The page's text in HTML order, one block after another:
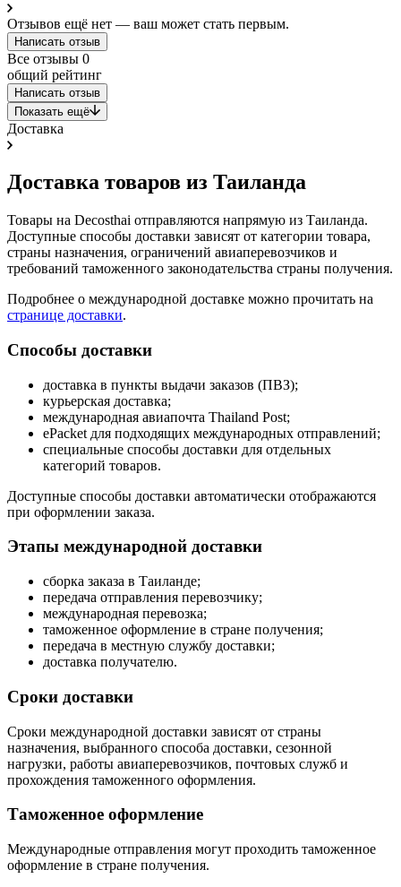
Отзывов ещё нет — ваш может стать первым.
Написать отзыв
Все отзывы 0
общий рейтинг
Написать отзыв
Показать ещё
Доставка
Доставка товаров из Таиланда
Товары на Decosthai отправляются напрямую из Таиланда.
Доступные способы доставки зависят от категории товара,
страны назначения, ограничений авиаперевозчиков и
требований таможенного законодательства страны получения.
Подробнее о международной доставке можно прочитать на
странице доставки.
Способы доставки
доставка в пункты выдачи заказов (ПВЗ);
курьерская доставка;
международная авиапочта Thailand Post;
ePacket для подходящих международных отправлений;
специальные способы доставки для отдельных
категорий товаров.
Доступные способы доставки автоматически отображаются
при оформлении заказа.
Этапы международной доставки
сборка заказа в Таиланде;
передача отправления перевозчику;
международная перевозка;
таможенное оформление в стране получения;
передача в местную службу доставки;
доставка получателю.
Сроки доставки
Сроки международной доставки зависят от страны
назначения, выбранного способа доставки, сезонной
нагрузки, работы авиаперевозчиков, почтовых служб и
прохождения таможенного оформления.
Таможенное оформление
Международные отправления могут проходить таможенное
оформление в стране получения.